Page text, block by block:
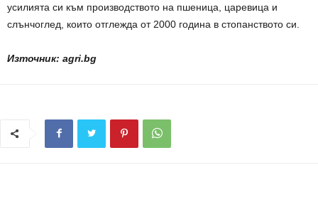
усилията си към производството на пшеница, царевица и
слънчоглед, които отглежда от 2000 година в стопанството си.
Източник: agri.bg